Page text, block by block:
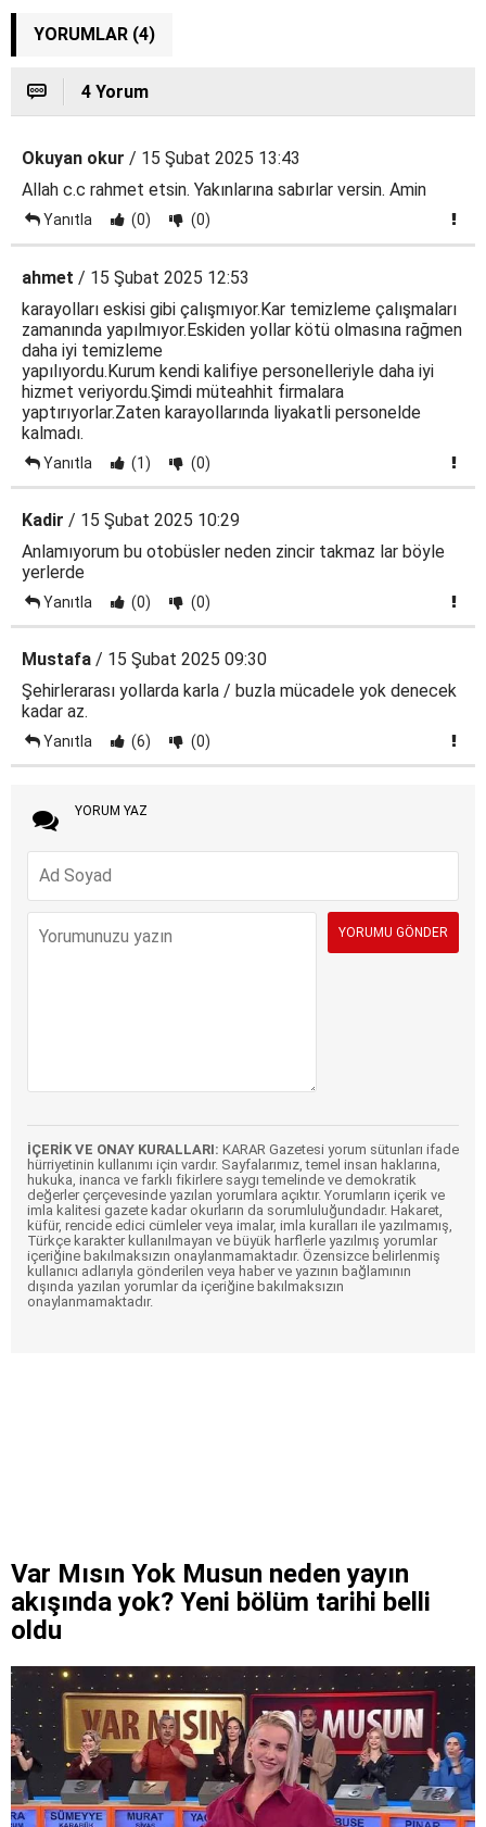
YORUMLAR (4)
4 Yorum
Okuyan okur / 15 Şubat 2025 13:43
Allah c.c rahmet etsin. Yakınlarına sabırlar versin. Amin
Yanıtla (0) (0)
ahmet / 15 Şubat 2025 12:53
karayolları eskisi gibi çalışmıyor.Kar temizleme çalışmaları
zamanında yapılmıyor.Eskiden yollar kötü olmasına rağmen
daha iyi temizleme
yapılıyordu.Kurum kendi kalifiye personelleriyle daha iyi
hizmet veriyordu.Şimdi müteahhit firmalara
yaptırıyorlar.Zaten karayollarında liyakatli personelde
kalmadı.
Yanıtla (1) (0)
Kadir / 15 Şubat 2025 10:29
Anlamıyorum bu otobüsler neden zincir takmaz lar böyle
yerlerde
Yanıtla (0) (0)
Mustafa / 15 Şubat 2025 09:30
Şehirlerarası yollarda karla / buzla mücadele yok denecek
kadar az.
Yanıtla (6) (0)
YORUM YAZ
İÇERİK VE ONAY KURALLARI: KARAR Gazetesi yorum sütunları ifade
hürriyetinin kullanımı için vardır. Sayfalarımız, temel insan haklarına,
hukuka, inanca ve farklı fikirlere saygı temelinde ve demokratik
değerler çerçevesinde yazılan yorumlara açıktır. Yorumların içerik ve
imla kalitesi gazete kadar okurların da sorumluluğundadır. Hakaret,
küfür, rencide edici cümleler veya imalar, imla kuralları ile yazılmamış,
Türkçe karakter kullanılmayan ve büyük harflerle yazılmış yorumlar
içeriğine bakılmaksızın onaylanmamaktadır. Özensizce belirlenmiş
kullanıcı adlarıyla gönderilen veya haber ve yazının bağlamının
dışında yazılan yorumlar da içeriğine bakılmaksızın
onaylanmamaktadır.
Var Mısın Yok Musun neden yayın
akışında yok? Yeni bölüm tarihi belli
oldu